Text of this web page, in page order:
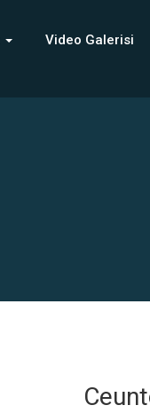
Video Galerisi